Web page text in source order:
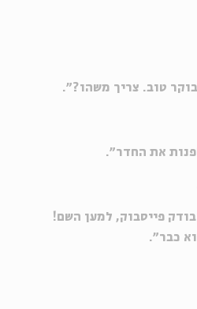
טוב. צריך משהו?".
את החדר".
פייסבוק, למען השם!
כבר".